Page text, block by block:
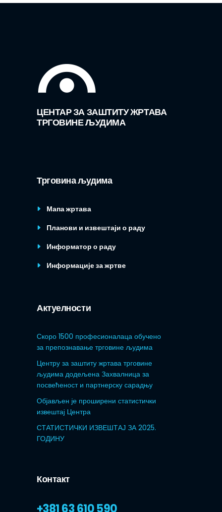
ЦЕНТАР ЗА ЗАШТИТУ ЖРТАВА
ТРГОВИНЕ ЉУДИМА
Трговина људима
Мапа жртава
Планови и извештаји о раду
Информатор о раду
Информације за жртве
Актуелности
Скоро 1500 професионалаца обучено
за препознавање трговине људима
Центру за заштиту жртава трговине
људима додељена Захвалница за
посвећеност и партнерску сарадњу
Објављен је проширени статистички
извештај Центра
СТАТИСТИЧКИ ИЗВЕШТАЈ ЗА 2025.
ГОДИНУ
Контакт
+381 63 610 590